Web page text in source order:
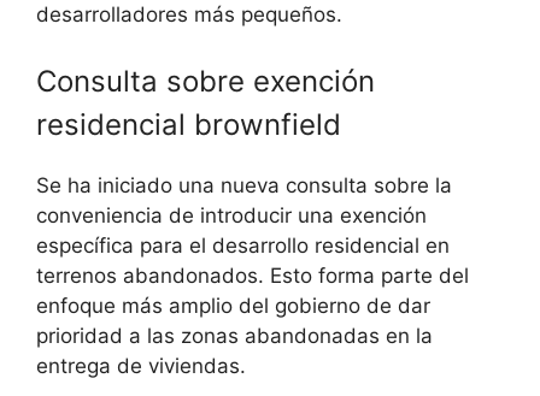
desarrolladores más pequeños.
Consulta sobre exención
residencial brownfield
Se ha iniciado una nueva consulta sobre la
conveniencia de introducir una exención
específica para el desarrollo residencial en
terrenos abandonados. Esto forma parte del
enfoque más amplio del gobierno de dar
prioridad a las zonas abandonadas en la
entrega de viviendas.